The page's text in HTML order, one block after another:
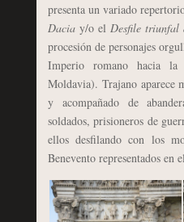
presenta un variado
Dacia y/o el Desfile triunfal
procesión de personajes
Imperio romano hacia
Moldavia). Trajano aparece
y acompañado de
soldados, prisioneros de
ellos desfilando con los
Benevento representados en